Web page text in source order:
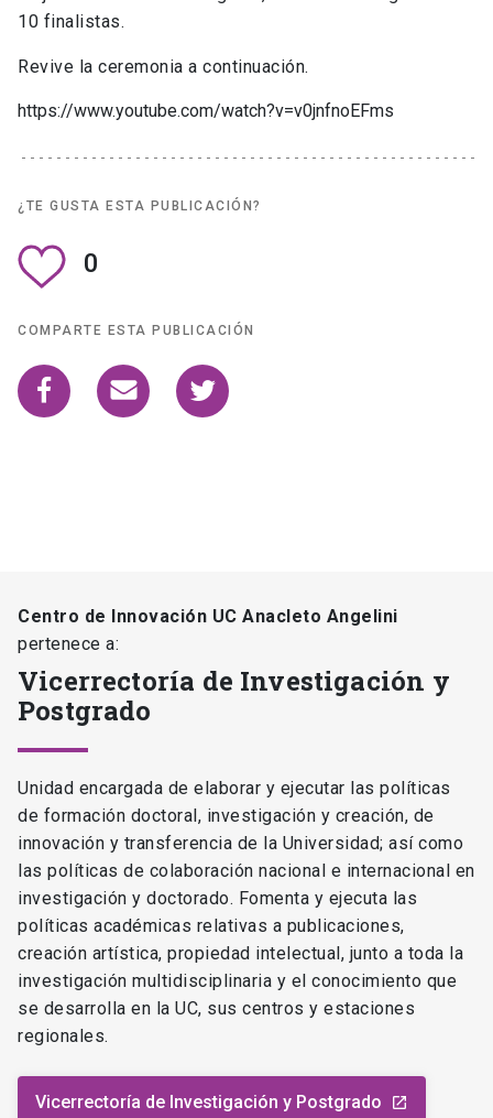
10 finalistas.
Revive la ceremonia a continuación.
https://www.youtube.com/watch?v=v0jnfnoEFms
¿TE GUSTA ESTA PUBLICACIÓN?
0
COMPARTE ESTA PUBLICACIÓN
Centro de Innovación UC Anacleto Angelini
pertenece a:
Vicerrectoría de Investigación y
Postgrado
Unidad encargada de elaborar y ejecutar las políticas
de formación doctoral, investigación y creación, de
innovación y transferencia de la Universidad; así como
las políticas de colaboración nacional e internacional en
investigación y doctorado. Fomenta y ejecuta las
políticas académicas relativas a publicaciones,
creación artística, propiedad intelectual, junto a toda la
investigación multidisciplinaria y el conocimiento que
se desarrolla en la UC, sus centros y estaciones
regionales.
Vicerrectoría de Investigación y Postgrado launch